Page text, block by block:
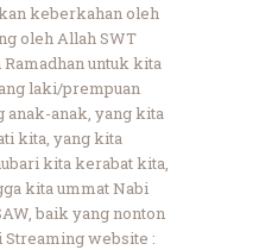
keberkahan oleh
oleh Allah SWT
untuk kita
laki/prempuan
anak-anak, yang kita
kita, yang kita
kita kerabat kita,
kita ummat Nabi
baik yang nonton
website :